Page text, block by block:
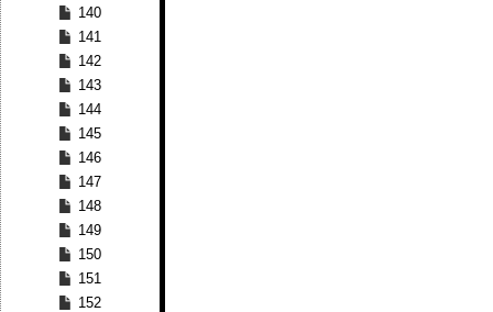
140
141
142
143
144
145
146
147
148
149
150
151
152